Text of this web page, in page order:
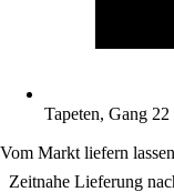
Tapeten, Gang 22
Vom Markt liefern
Zeitnahe Lieferung